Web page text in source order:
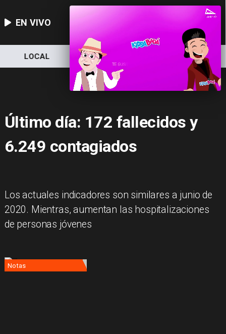
EN VIVO
LOCAL NACIONAL DEPORTES
Último día: 172 fallecidos y
6.249 contagiados
Los actuales indicadores son similares a junio de
2020. Mientras, aumentan las hospitalizaciones
de personas jóvenes
Notas